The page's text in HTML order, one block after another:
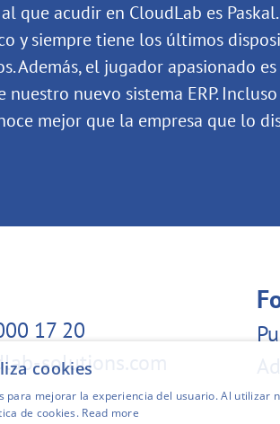
que acudir en CloudLab es
y siempre tiene los últimos
Además, el jugador apasionado
nuestro nuevo sistema ERP.
mejor que la empresa que lo
17 20
solutions.com
cookies
para mejorar la experiencia del usuario. Al utilizar
de cookies. Read more